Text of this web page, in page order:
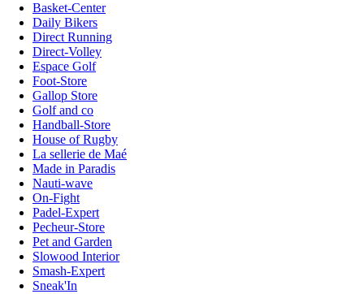
Basket-Center
Daily Bikers
Direct Running
Direct-Volley
Espace Golf
Foot-Store
Gallop Store
Golf and co
Handball-Store
House of Rugby
La sellerie de Maé
Made in Paradis
Nauti-wave
On-Fight
Padel-Expert
Pecheur-Store
Pet and Garden
Slowood Interior
Smash-Expert
Sneak'In